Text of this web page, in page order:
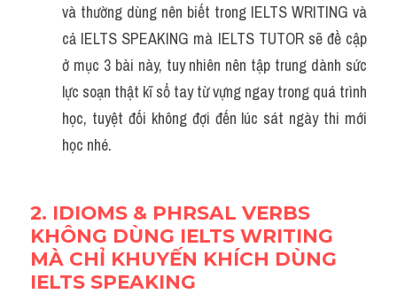
và thường dùng nên biết trong IELTS WRITING và
cả IELTS SPEAKING mà IELTS TUTOR sẽ đề cập
ở mục 3 bài này, tuy nhiên nên tập trung dành sức
lực soạn thật kĩ sổ tay từ vựng ngay trong quá trình
học, tuyệt đối không đợi đến lúc sát ngày thi mới
học nhé.
2. IDIOMS & PHRSAL VERBS
KHÔNG DÙNG IELTS WRITING
MÀ CHỈ KHUYẾN KHÍCH DÙNG
IELTS SPEAKING